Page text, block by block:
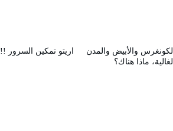
اريتو تمكين السرور !!
الكونغرس والأبيض والمدن
الغالية، ماذا هناك؟